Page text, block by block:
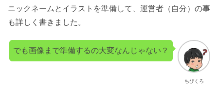
ニックネームとイラストを準備して、運営者（自分）の事
も詳しく書きました。
ちびくろ
でも画像まで準備するの大変なんじゃない？